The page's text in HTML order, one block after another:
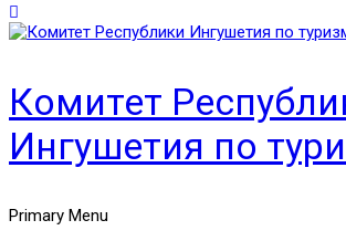
Комитет
Ингушетия по
Primary Menu